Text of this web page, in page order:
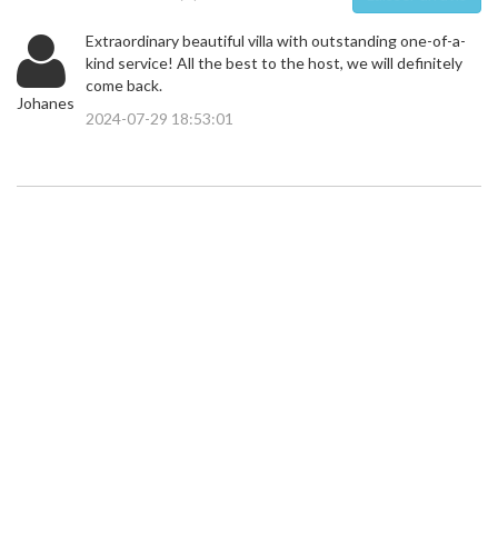
Johanes
Extraordinary beautiful villa with outstanding one-of-a-
kind service! All the best to the host, we will definitely
come back.
2024-07-29 18:53:01